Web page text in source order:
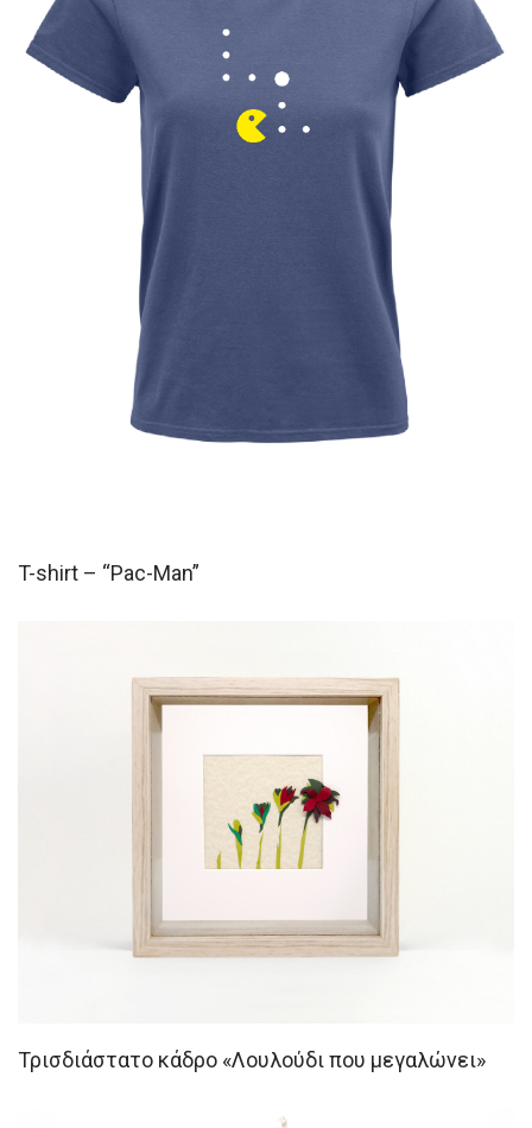
T-shirt – “Pac-Man”
Τρισδιάστατο κάδρο «Λουλούδι που μεγαλώνει»